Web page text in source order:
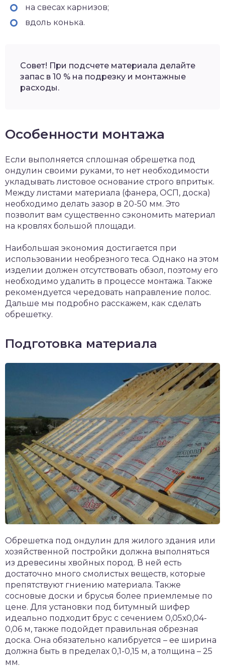
на свесах карнизов;
вдоль конька.
Совет! При подсчете материала делайте
запас в 10 % на подрезку и монтажные
расходы.
Особенности монтажа
Если выполняется сплошная обрешетка под
ондулин своими руками, то нет необходимости
укладывать листовое основание строго впритык.
Между листами материала (фанера, ОСП, доска)
необходимо делать зазор в 20-50 мм. Это
позволит вам существенно сэкономить материал
на кровлях большой площади.
Наибольшая экономия достигается при
использовании необрезного теса. Однако на этом
изделии должен отсутствовать обзол, поэтому его
необходимо удалить в процессе монтажа. Также
рекомендуется чередовать направление полос.
Дальше мы подробно расскажем, как сделать
обрешетку.
Подготовка материала
Обрешетка под ондулин для жилого здания или
хозяйственной постройки должна выполняться
из древесины хвойных пород. В ней есть
достаточно много смолистых веществ, которые
препятствуют гниению материала. Также
сосновые доски и брусья более приемлемые по
цене. Для установки под битумный шифер
идеально подходит брус с сечением 0,05х0,04-
0,06 м, также подойдет правильная обрезная
доска. Она обязательно калибруется – ее ширина
должна быть в пределах 0,1-0,15 м, а толщина – 25
мм.